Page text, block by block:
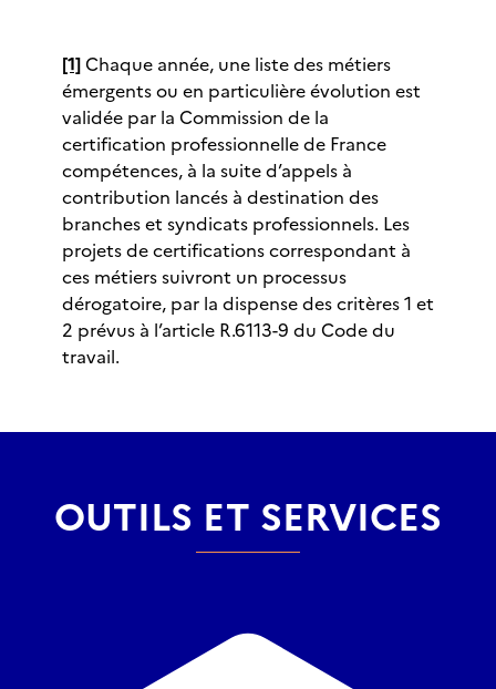
[1]Chaque année, une liste des métiers
émergents ou en particulière évolution est
validée par la Commission de la
certification professionnelle de France
compétences, à la suite d’appels à
contribution lancés à destination des
branches et syndicats professionnels. Les
projets de certifications correspondant à
ces métiers suivront un processus
dérogatoire, par la dispense des critères 1 et
2 prévus à l’article R.6113-9 du Code du
travail.
OUTILS ET SERVICES